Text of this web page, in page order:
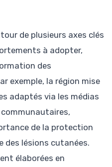
de plusieurs axes clés
à adopter,
des
exemple, la région mise
adaptés via les médias
de la protection
des lésions cutanées.
élaborées en